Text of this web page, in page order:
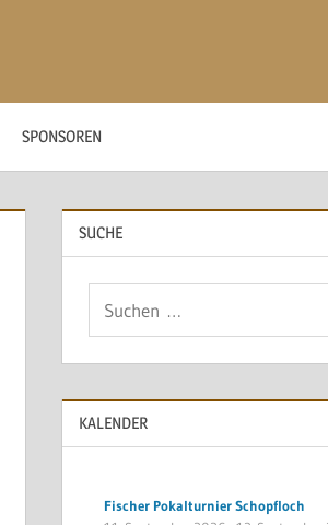
SPONSOREN
SUCHE
KALENDER
Fischer Pokalturnier Schopfloch